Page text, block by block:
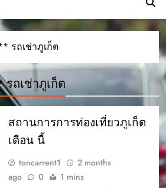
รถเช่าภูเก็ต
ถเช่าภูเก็ต
สถานการการท่องเที่ยวภูเก็ต
เดือน นี้
toncarrent1
2 months
ago
0 1 mins